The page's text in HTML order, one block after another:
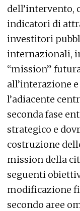
dell’intervento,
indicatori di
investitori
internazionali,
“mission”
all’interazione
l’adiacente
seconda fase
strategico e
costruzione
mission della
seguenti
modificazione
secondo aree